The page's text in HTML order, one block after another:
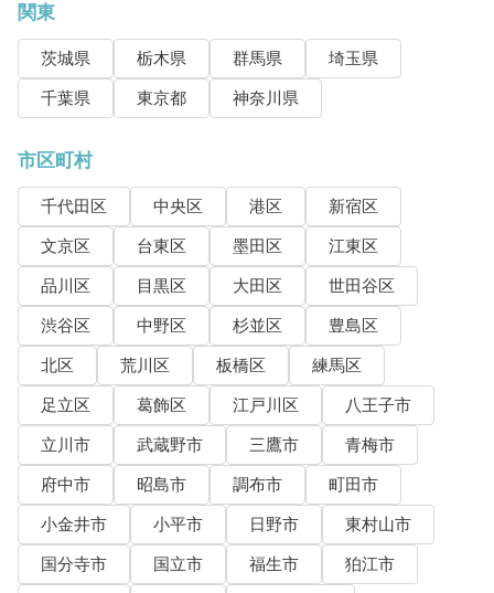
関東
茨城県 栃木県 群馬県
埼玉県
千葉県
東京都 神奈川県
市区町村
千代田区 中央区 港区
新宿区
文京区
台東区 墨田区
江東区
品川区
目黒区 大田区
世田谷区
渋谷区
中野区 杉並区
豊島区
北区
荒川区 板橋区
練馬区
足立区
葛飾区 江戸川区
八王子市
立川市
武蔵野市 三鷹市
青梅市
府中市
昭島市 調布市
町田市
小金井市
小平市 日野市
東村山市
国分寺市
国立市 福生市
狛江市